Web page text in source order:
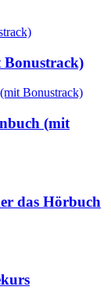
Bonustrack)
(mit
das Hörbuch